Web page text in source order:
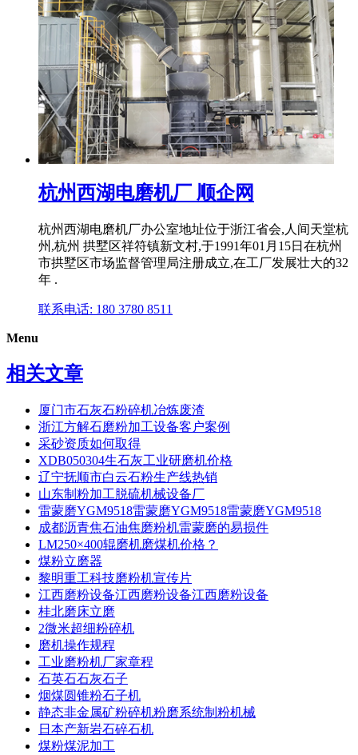
杭州西湖电磨机厂 顺企网
杭州西湖电磨机厂办公室地址位于浙江省会,人间天堂杭
州,杭州 拱墅区祥符镇新文村,于1991年01月15日在杭州
市拱墅区市场监督管理局注册成立,在工厂发展壮大的32
年 .
联系电话: 180 3780 8511
Menu
相关文章
厦门市石灰石粉碎机冶炼废渣
浙江方解石磨粉加工设备客户案例
采砂资质如何取得
XDB050304生石灰工业研磨机价格
辽宁抚顺市白云石粉生产线热销
山东制粉加工脱硫机械设备厂
雷蒙磨YGM9518雷蒙磨YGM9518雷蒙磨YGM9518
成都沥青焦石油焦磨粉机雷蒙磨的易损件
LM250×400辊磨机磨煤机价格？
煤粉立磨器
黎明重工科技磨粉机宣传片
江西磨粉设备江西磨粉设备江西磨粉设备
桂北磨床立磨
2微米超细粉碎机
磨机操作规程
工业磨粉机厂家章程
石英石石灰石子
烟煤圆锥粉石子机
静态非金属矿粉碎机粉磨系统制粉机械
日本产新岩石碎石机
煤粉煤泥加工